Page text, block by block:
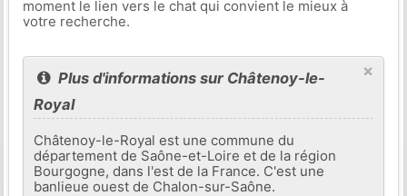
moment le lien vers le chat qui convient le mieux à
votre recherche.
×
Plus d'informations sur Châtenoy-le-
Royal
Châtenoy-le-Royal est une commune du
département de Saône-et-Loire et de la région
Bourgogne, dans l'est de la France. C'est une
banlieue ouest de Chalon-sur-Saône.